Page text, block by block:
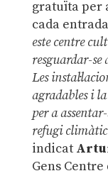
gratuïta per
cada
este centre
resguardar-se
Les
agradables i
per a
refugi
indicat
Gens Centre